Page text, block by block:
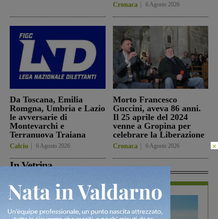
Cronaca 6 Agosto 2026
Da Toscana, Emilia
Romgna, Umbria e Lazio
le avversarie di
Montevarchi e
Terranuova Traiana
Calcio 6 Agosto 2026
Morto Francesco
Guccini, aveva 86 anni.
Il 25 aprile del 2024
venne a Gropina per
celebrare la Liberazione
Cronaca 6 Agosto 2026
In Vetrina
×